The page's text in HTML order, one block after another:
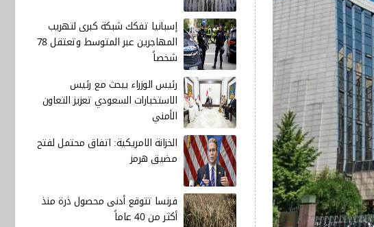
إسبانيا تفكك شبكة كبرى لتهريب
المهاجرين عبر المتوسط وتعتقل 78
شخصاً
رئيس الوزراء يبحث مع رئيس
الاستخبارات السعودي تعزيز التعاون
الأمني
الخزانة الامريكية: اتفاق محتمل لفتح
مضيق هرمز
فرنسا تتوقع أدنى محصول ذرة منذ
أكثر من 40 عاماً